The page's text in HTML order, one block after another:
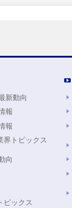
新動向
報
報
界トピックス
向
ピックス